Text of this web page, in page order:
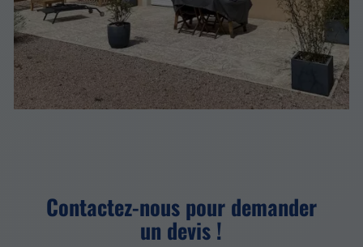
Contactez-nous pour demander
un devis !